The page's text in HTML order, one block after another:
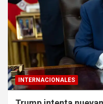
INTERNACIONALES